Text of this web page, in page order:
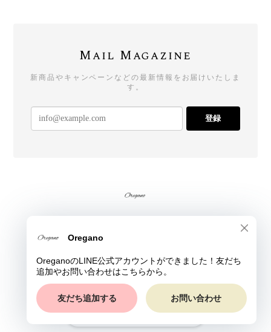
Mail Magazine
新商品やキャンペーンなどの最新情報をお届けいたしま
す。
登録
ショップに質問する